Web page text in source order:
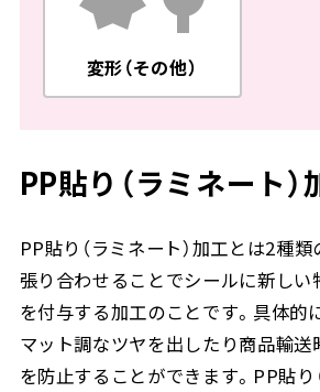
変形（その他）
PP貼り（ラミネート
PP貼り（ラミネート）加工とは2種
張り合わせることでシールに新し
を付与する加工のことです。具体的
マット調なツヤを出したり商品輸
を防止することができます。PP貼り